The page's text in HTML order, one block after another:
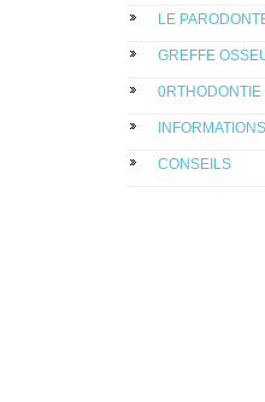
LE
GREFFE
0RTHODONTIE
CONSEILS